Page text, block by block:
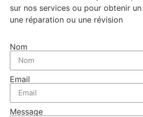
sur nos services ou pour obtenir
une réparation ou une révision
Nom
Email
Message